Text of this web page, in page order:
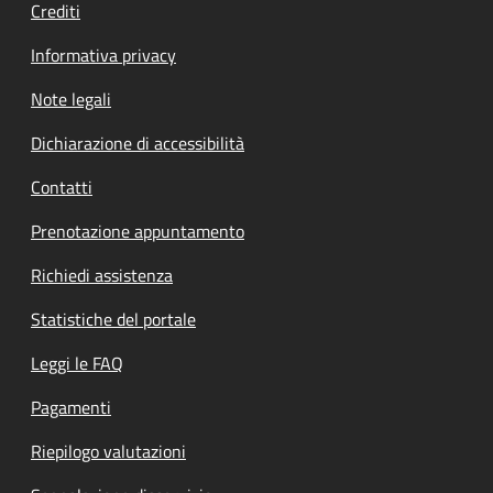
Crediti
Informativa privacy
Note legali
Dichiarazione di accessibilità
Contatti
Prenotazione appuntamento
Richiedi assistenza
Statistiche del portale
Leggi le FAQ
Pagamenti
Riepilogo valutazioni